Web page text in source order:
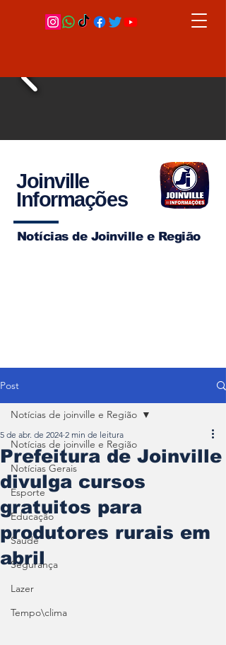
Joinville
Informações
Notícias de Joinville e Região
Post
Notícias de joinville e Região
Notícias Gerais
Esporte
Educação
Saúde
Segurança
Lazer
Tempo\clima
Notícias de joinville e Região
Prefeitura de Joinville
divulga cursos
gratuitos para
produtores rurais em
abril
5 de abr. de 2024 2 min de leitura